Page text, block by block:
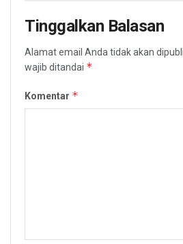
Tinggalkan Balasan
Alamat email Anda tidak akan
wajib ditandai *
Komentar *